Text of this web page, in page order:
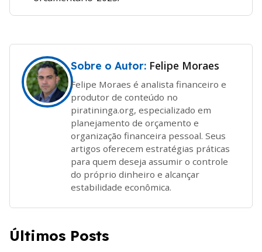
Sobre o Autor: Felipe Moraes
Felipe Moraes é analista financeiro e
produtor de conteúdo no
piratininga.org, especializado em
planejamento de orçamento e
organização financeira pessoal. Seus
artigos oferecem estratégias práticas
para quem deseja assumir o controle
do próprio dinheiro e alcançar
estabilidade econômica.
Últimos Posts